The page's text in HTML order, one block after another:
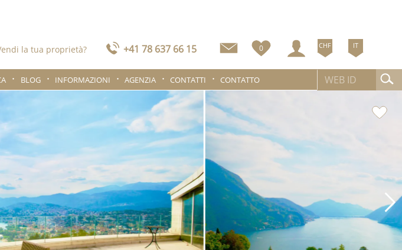
la tua proprietà? +41 78 637 66 15 0 CHF IT
BLOG INFORMAZIONI AGENZIA CONTATTI CONTATTO